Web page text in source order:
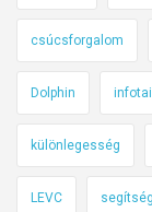
csúcsforgalom
Dolphin
különlegesség
LEVC